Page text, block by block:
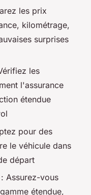
les prix
kilométrage,
surprises
les
l'assurance
étendue
pour des
le véhicule dans
départ
: Assurez-vous
étendue,